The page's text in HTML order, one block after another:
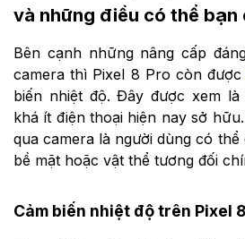
và những điều có thể bạn
Bên cạnh những nâng cấp
camera thì Pixel 8 Pro còn
biến nhiệt độ. Đây được xem
khá ít điện thoại hiện nay sở
qua camera là người dùng có
bề mặt hoặc vật thể tương đối
Cảm biến nhiệt độ trên Pixel